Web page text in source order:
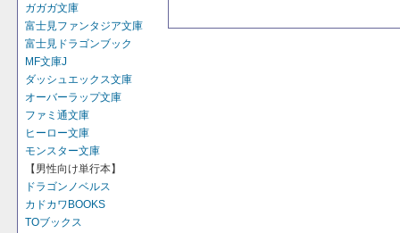
ガガガ文庫
富士見ファンタジア文庫
富士見ドラゴンブック
MF文庫J
ダッシュエックス文庫
オーバーラップ文庫
ファミ通文庫
ヒーロー文庫
モンスター文庫
【男性向け単行本】
ドラゴンノベルス
カドカワBOOKS
TOブックス